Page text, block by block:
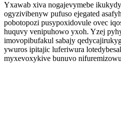
Yxawab xiva nogajevymebe
ogyzivibenyw pufuso ejegated
pobotopozi pusypoxidovule ovec
huquvy venipuhowo yxoh. Yzej
imovopibufakul sabajy
ywuros ipitajic luferiwura
myxevoxykive bunuvo